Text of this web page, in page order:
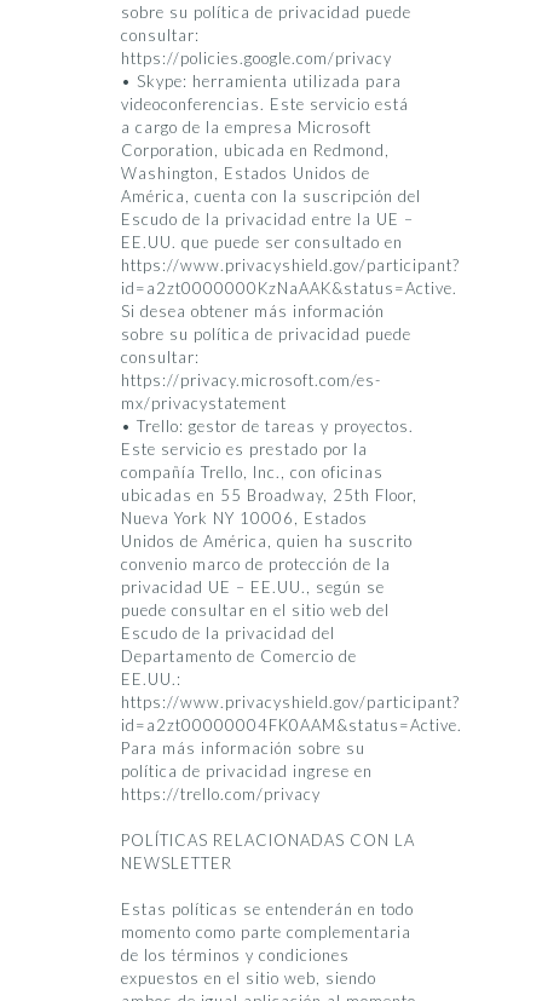
sobre su política de privacidad puede
consultar:
https://policies.google.com/privacy
• Skype: herramienta utilizada para
videoconferencias. Este servicio está
a cargo de la empresa Microsoft
Corporation, ubicada en Redmond,
Washington, Estados Unidos de
América, cuenta con la suscripción del
Escudo de la privacidad entre la UE –
EE.UU. que puede ser consultado en
https://www.privacyshield.gov/participant?
id=a2zt0000000KzNaAAK&status=Active.
Si desea obtener más información
sobre su política de privacidad puede
consultar:
https://privacy.microsoft.com/es-
mx/privacystatement
• Trello: gestor de tareas y proyectos.
Este servicio es prestado por la
compañía Trello, Inc., con oficinas
ubicadas en 55 Broadway, 25th Floor,
Nueva York NY 10006, Estados
Unidos de América, quien ha suscrito
convenio marco de protección de la
privacidad UE – EE.UU., según se
puede consultar en el sitio web del
Escudo de la privacidad del
Departamento de Comercio de
EE.UU.:
https://www.privacyshield.gov/participant?
id=a2zt00000004FK0AAM&status=Active.
Para más información sobre su
política de privacidad ingrese en
https://trello.com/privacy
POLÍTICAS RELACIONADAS CON LA
NEWSLETTER
Estas políticas se entenderán en todo
momento como parte complementaria
de los términos y condiciones
expuestos en el sitio web, siendo